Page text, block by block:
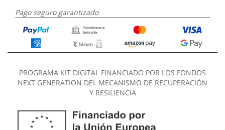
Pago seguro garantizado
PROGRAMA KIT DIGITAL FINANCIADO POR LOS FONDOS
NEXT GENERATION DEL MECANISMO DE RECUPERACIÓN
Y RESILIENCIA